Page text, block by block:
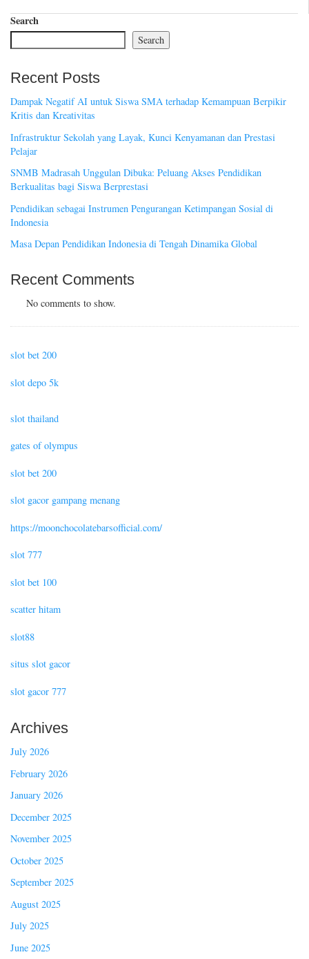
Search
Search
Recent Posts
Dampak Negatif AI untuk Siswa SMA terhadap Kemampuan Berpikir
Kritis dan Kreativitas
Infrastruktur Sekolah yang Layak, Kunci Kenyamanan dan Prestasi
Pelajar
SNMB Madrasah Unggulan Dibuka: Peluang Akses Pendidikan
Berkualitas bagi Siswa Berprestasi
Pendidikan sebagai Instrumen Pengurangan Ketimpangan Sosial di
Indonesia
Masa Depan Pendidikan Indonesia di Tengah Dinamika Global
Recent Comments
No comments to show.
slot bet 200
slot depo 5k
slot thailand
gates of olympus
slot bet 200
slot gacor gampang menang
https://moonchocolatebarsofficial.com/
slot 777
slot bet 100
scatter hitam
slot88
situs slot gacor
slot gacor 777
Archives
July 2026
February 2026
January 2026
December 2025
November 2025
October 2025
September 2025
August 2025
July 2025
June 2025